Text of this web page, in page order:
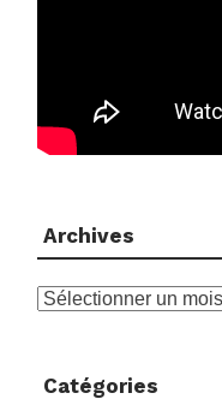
Archives
Archives
Catégories